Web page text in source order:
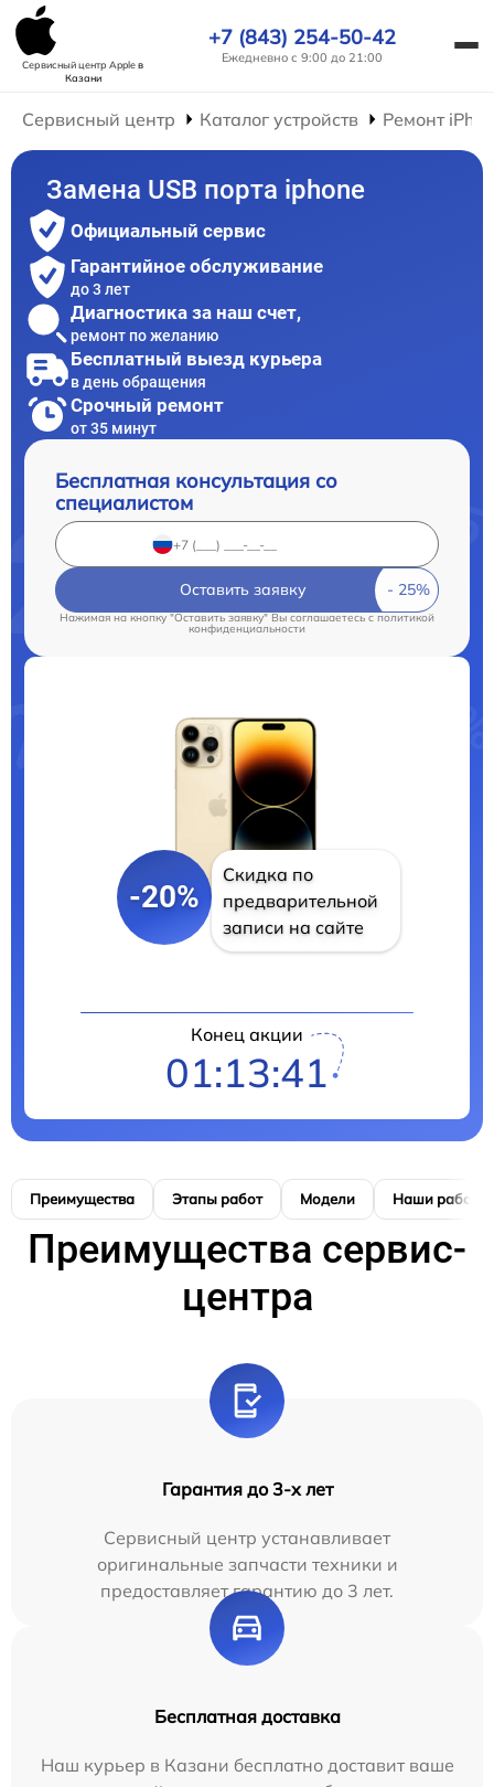
Сервисный центр Appleв
Казани
+7 (843) 254-50-42
Ежедневно с 9:00 до 21:00
Сервисный центр Каталог устройств Ремонт
Замена USB порта iphone
Официальный сервис
Гарантийное обслуживание
до 3 лет
Диагностика за наш счет,
ремонт по желанию
Бесплатный выезд курьера
в день обращения
Срочный ремонт
от 35 минут
Бесплатная консультация со
специалистом
Оставить заявку
Нажимая на кнопку "Оставить заявку" Вы соглашаетесь cполитикой
конфиденциальности
-20%
Скидка по
предварительной
записи на сайте
Конец акции
01:13:41
Преимущества Этапы работ Модели Наши работы
Преимущества сервис-
центра
Гарантия до 3-х лет
Сервисный центр устанавливает
оригинальные запчасти техники и
предоставляет гарантию до 3 лет.
Бесплатная доставка
Наш курьер в Казани бесплатно доставит ваше